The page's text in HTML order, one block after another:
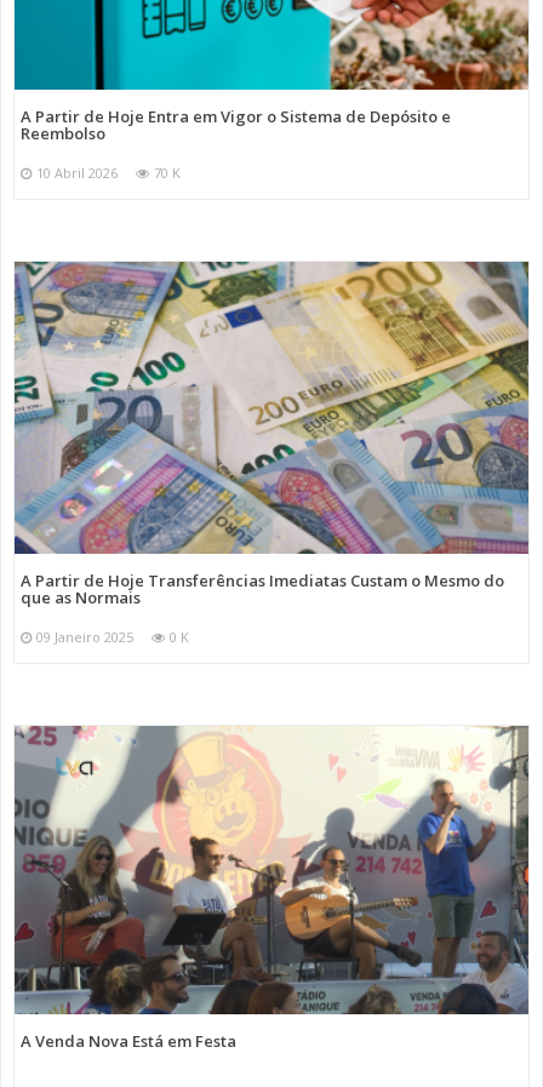
A Partir de Hoje Entra em Vigor o Sistema de Depósito e
Reembolso
10 Abril 2026 70 K
A Partir de Hoje Transferências Imediatas Custam o Mesmo do
que as Normais
09 Janeiro 2025 0 K
A Venda Nova Está em Festa